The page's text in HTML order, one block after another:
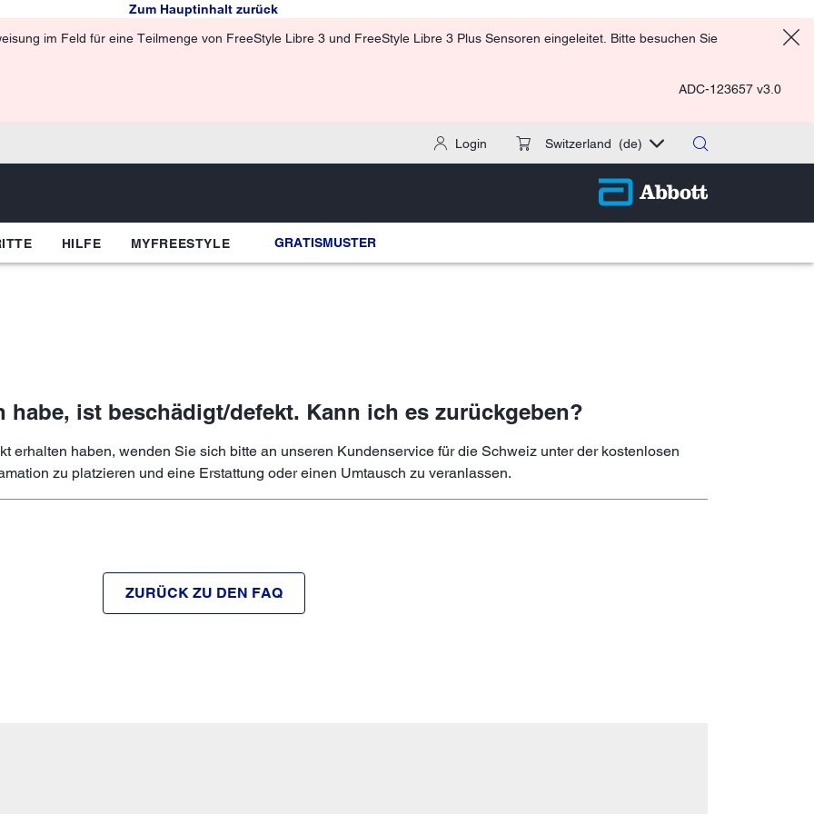
Zum Hauptinhalt zurück
im Feld für eine Teilmenge von FreeStyle Libre 3 und FreeStyle Libre 3 Plus Sensoren eingeleitet. Bitte besuchen Sie
ADC-123657 v3.0
Login Switzerland (de)
HILFE MYFREESTYLE GRATISMUSTER
habe, ist beschädigt/defekt. Kann ich es zurückgeben?
erhalten haben, wenden Sie sich bitte an unseren Kundenservice für die Schweiz unter der kostenlosen
zu platzieren und eine Erstattung oder einen Umtausch zu veranlassen.
ZURÜCK ZU DEN FAQ